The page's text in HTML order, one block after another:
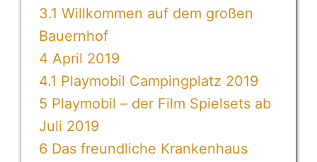
3.1 Willkommen auf dem großen
Bauernhof
4 April 2019
4.1 Playmobil Campingplatz 2019
5 Playmobil – der Film Spielsets ab
Juli 2019
6 Das freundliche Krankenhaus